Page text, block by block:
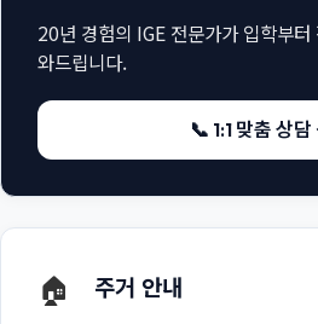
20년 경험의 IGE 전문가가 입학부
와드립니다.
📞 1:1 맞춤 상담
🏠 주거 안내